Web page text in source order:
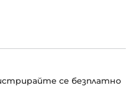
се безплатно